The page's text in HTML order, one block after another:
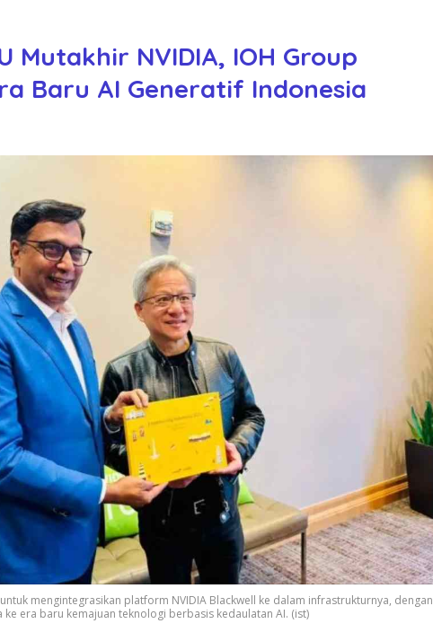
Mutakhir NVIDIA, IOH Group
Baru AI Generatif Indonesia
mengintegrasikan platform NVIDIA Blackwell ke dalam infrastrukturnya, dengan
era baru kemajuan teknologi berbasis kedaulatan AI. (ist)